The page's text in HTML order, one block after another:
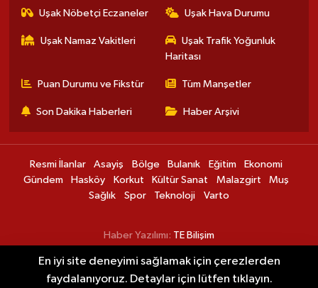
Uşak Nöbetçi Eczaneler Uşak Hava Durumu
Uşak Namaz Vakitleri
Uşak Trafik Yoğunluk
Haritası
Puan Durumu ve Fikstür Tüm Manşetler
Son Dakika Haberleri Haber Arşivi
Resmi İlanlar Asayiş Bölge Bulanık Eğitim
Ekonomi
Gündem
Hasköy Korkut Kültür Sanat Malazgirt
Muş
Sağlık
Spor Teknoloji Varto
Haber Yazılımı: TE Bilişim
En iyi site deneyimi sağlamak için çerezlerden
faydalanıyoruz. Detaylar için lütfen tıklayın.
00:30 Muşlu futbolcu Uçar'ın yeni takımı belli